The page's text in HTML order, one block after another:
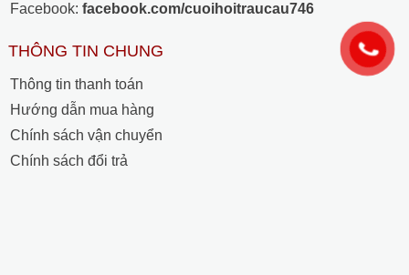
Facebook: facebook.com/cuoihoitraucau746
THÔNG TIN CHUNG
Thông tin thanh toán
Hướng dẫn mua hàng
Chính sách vận chuyển
Chính sách đổi trả